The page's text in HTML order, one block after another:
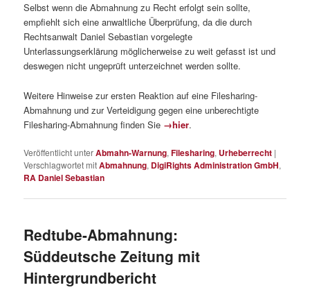
Selbst wenn die Abmahnung zu Recht erfolgt sein sollte,
empfiehlt sich eine anwaltliche Überprüfung, da die durch
Rechtsanwalt Daniel Sebastian vorgelegte
Unterlassungserklärung möglicherweise zu weit gefasst ist und
deswegen nicht ungeprüft unterzeichnet werden sollte.
Weitere Hinweise zur ersten Reaktion auf eine Filesharing-
Abmahnung und zur Verteidigung gegen eine unberechtigte
Filesharing-Abmahnung finden Sie →hier.
Veröffentlicht unterAbmahn-Warnung,Filesharing, Urheberrecht |
Verschlagwortet mitAbmahnung, DigiRights Administration GmbH,
RA Daniel Sebastian
Redtube-Abmahnung:
Süddeutsche Zeitung mit
Hintergrundbericht